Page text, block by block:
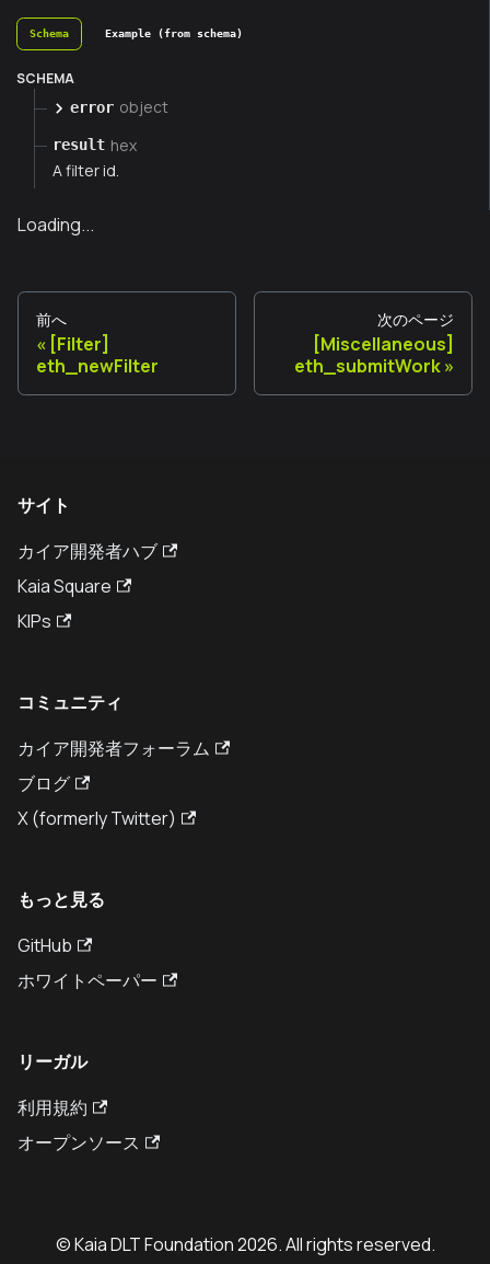
Schema Example (from schema)
SCHEMA
error object
result hex
A filter id.
Loading...
前へ
[Filter]
eth_newFilter
次のページ
[Miscellaneous]
eth_submitWork
サイト
カイア開発者ハブ
Kaia Square
KIPs
コミュニティ
カイア開発者フォーラム
ブログ
X (formerly Twitter)
もっと見る
GitHub
ホワイトペーパー
リーガル
利用規約
オープンソース
© Kaia DLT Foundation 2026. All rights reserved.